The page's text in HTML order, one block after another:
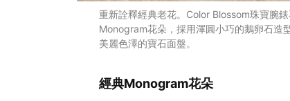
重新詮釋經典老花。Color Blossom珠寶腕
Monogram花朵，採用渾圓小巧的鵝卵石造
美麗色澤的寶石面盤。
經典Monogram花朵